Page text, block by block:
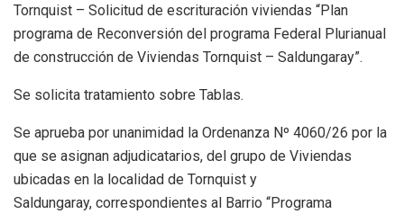
Tornquist – Solicitud de escrituración viviendas “Plan
programa de Reconversión del programa Federal Plurianual
de construcción de Viviendas Tornquist – Saldungaray”.
Se solicita tratamiento sobre Tablas.
Se aprueba por unanimidad la Ordenanza Nº 4060/26 por la
que se asignan adjudicatarios, del grupo de Viviendas
ubicadas en la localidad de Tornquist y
Saldungaray, correspondientes al Barrio “Programa